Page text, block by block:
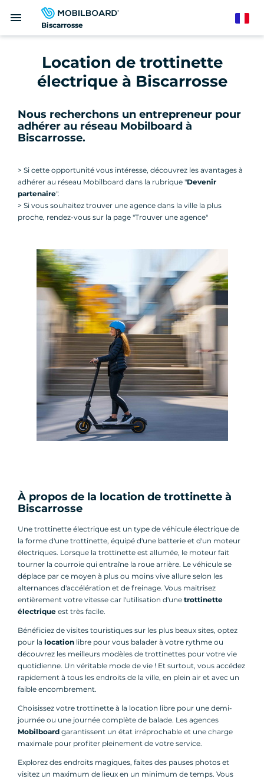
Biscarrosse
menu
Location de trottinette
électrique à Biscarrosse
Nous recherchons un entrepreneur pour
adhérer au réseau Mobilboard à
Biscarrosse.
> Si cette opportunité vous intéresse, découvrez les avantages à
adhérer au réseau Mobilboard dans la rubrique "Devenir
partenaire".
> Si vous souhaitez trouver une agence dans la ville la plus
proche, rendez-vous sur la page "Trouver une agence"
À propos de la location de trottinette à
Biscarrosse
Une trottinette électrique est un type de véhicule électrique de
la forme d'une trottinette, équipé d'une batterie et d'un moteur
électriques. Lorsque la trottinette est allumée, le moteur fait
tourner la courroie qui entraîne la roue arrière. Le véhicule se
déplace par ce moyen à plus ou moins vive allure selon les
alternances d'accélération et de freinage. Vous maitrisez
entièrement votre vitesse car l'utilisation d'une trottinette
électrique est très facile.
Bénéficiez de visites touristiques sur les plus beaux sites, optez
pour la location libre pour vous balader à votre rythme ou
découvrez les meilleurs modèles de trottinettes pour votre vie
quotidienne. Un véritable mode de vie ! Et surtout, vous accédez
rapidement à tous les endroits de la ville, en plein air et avec un
faible encombrement.
Choisissez votre trottinette à la location libre pour une demi-
journée ou une journée complète de balade. Les agences
Mobilboard garantissent un état irréprochable et une charge
maximale pour profiter pleinement de votre service.
Explorez des endroits magiques, faites des pauses photos et
visitez un maximum de lieux en un minimum de temps. Vous